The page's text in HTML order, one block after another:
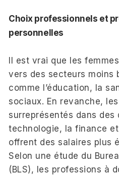
Choix professionnels et
personnelles
Il est vrai que les
vers des secteurs moins
comme l’éducation, la
sociaux. En revanche,
surreprésentés dans des
technologie, la finance et
offrent des salaires plus
Selon une étude du
(BLS), les professions à